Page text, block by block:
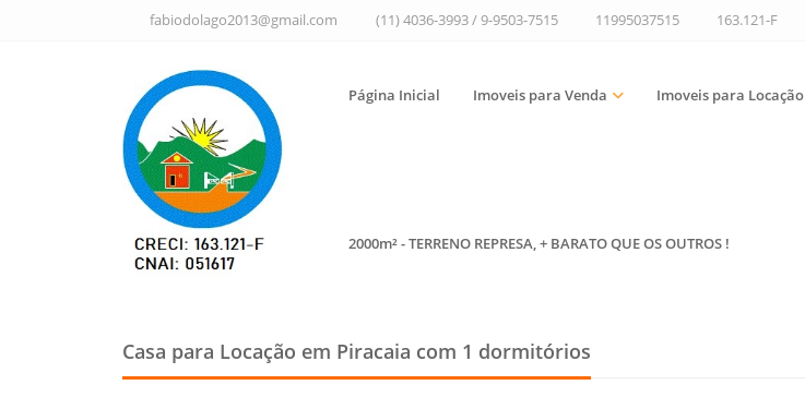
fabiodolago2013@gmail.com (11) 4036-3993 / 9-9503-7515 11995037515 163.121-F
Página Inicial Imoveis para Venda Imoveis para Locação
2000m² - TERRENO REPRESA, + BARATO QUE OS OUTROS !
Casa para Locação em Piracaia com 1 dormitórios